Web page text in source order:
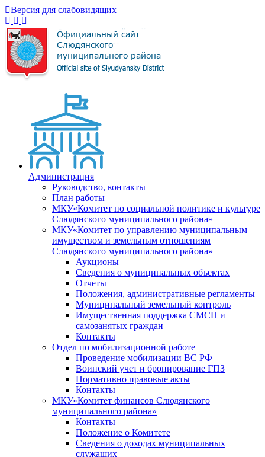
Версия для слабовидящих
Администрация
Руководство, контакты
План работы
МКУ«Комитет по социальной политике и культуре
Слюдянского муниципального района»
МКУ«Комитет по управлению муниципальным
имуществом и земельным отношениям
Слюдянского муниципального района»
Аукционы
Сведения о муниципальных объектах
Отчеты
Положения, административные регламенты
Муниципальный земельный контроль
Имущественная поддержка СМСП и
самозанятых граждан
Контакты
Отдел по мобилизационной работе
Проведение мобилизации ВС РФ
Воинский учет и бронирование ГПЗ
Нормативно правовые акты
Контакты
МКУ«Комитет финансов Слюдянского
муниципального района»
Контакты
Положение о Комитете
Сведения о доходах муниципальных
служащих